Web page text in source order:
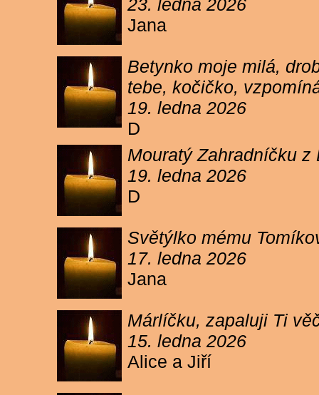
23. ledna 2026
Jana
Betynko moje milá,
tebe, kočičko,
19. ledna 2026
D
Mouratý Zahradníčku
19. ledna 2026
D
Světýlko mému
17. ledna 2026
Jana
Márlíčku, zapaluji Ti
15. ledna 2026
Alice a Jiří